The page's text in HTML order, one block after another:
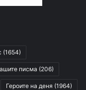
(1654)
писма (206)
Героите на деня (1964)